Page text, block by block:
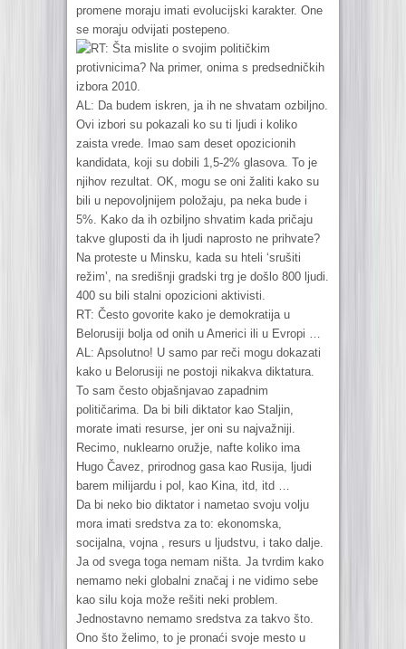
promene moraju imati evolucijski karakter. One
se moraju odvijati postepeno.
RT: Šta mislite o svojim političkim
protivnicima? Na primer, onima s predsedničkih
izbora 2010.
AL: Da budem iskren, ja ih ne shvatam ozbiljno.
Ovi izbori su pokazali ko su ti ljudi i koliko
zaista vrede. Imao sam deset opozicionih
kandidata, koji su dobili 1,5-2% glasova. To je
njihov rezultat. OK, mogu se oni žaliti kako su
bili u nepovoljnijem položaju, pa neka bude i
5%. Kako da ih ozbiljno shvatim kada pričaju
takve gluposti da ih ljudi naprosto ne prihvate?
Na proteste u Minsku, kada su hteli ‘srušiti
režim’, na središnji gradski trg je došlo 800 ljudi.
400 su bili stalni opozicioni aktivisti.
RT: Često govorite kako je demokratija u
Belorusiji bolja od onih u Americi ili u Evropi …
AL: Apsolutno! U samo par reči mogu dokazati
kako u Belorusiji ne postoji nikakva diktatura.
To sam često objašnjavao zapadnim
političarima. Da bi bili diktator kao Staljin,
morate imati resurse, jer oni su najvažniji.
Recimo, nuklearno oružje, nafte koliko ima
Hugo Čavez, prirodnog gasa kao Rusija, ljudi
barem milijardu i pol, kao Kina, itd, itd …
Da bi neko bio diktator i nametao svoju volju
mora imati sredstva za to: ekonomska,
socijalna, vojna , resurs u ljudstvu, i tako dalje.
Ja od svega toga nemam ništa. Ja tvrdim kako
nemamo neki globalni značaj i ne vidimo sebe
kao silu koja može rešiti neki problem.
Jednostavno nemamo sredstva za takvo što.
Ono što želimo, to je pronaći svoje mesto u